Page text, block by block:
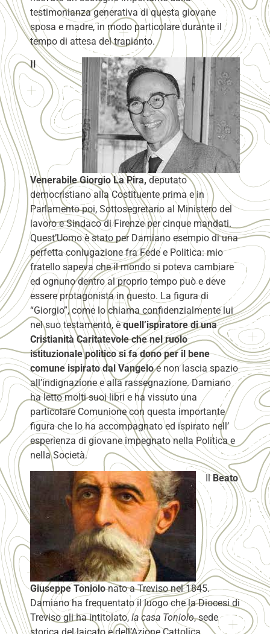
testimonianza generativa di questa giovane
sposa e madre, in modo particolare durante il
tempo di attesa del trapianto.
Il
Venerabile Giorgio La Pira, deputato
democristiano alla Costituente prima e in
Parlamento poi, Sottosegretario al Ministero del
lavoro e Sindaco di Firenze per cinque mandati.
Quest’Uomo è stato per Damiano esempio di una
perfetta coniugazione fra Fede e Politica: mio
fratello sapeva che il mondo si poteva cambiare
ed ognuno dentro al proprio tempo può e deve
essere protagonista in questo. La figura di
“Giorgio”, come lo chiama confidenzialmente lui
nel suo testamento, èquell’ispiratore di una
Cristianità Caritatevole che nel ruolo
istituzionale politico si fa dono per il bene
comune ispirato dal Vangeloe non lascia spazio
all’indignazione e alla rassegnazione. Damiano
ha letto molti suoi libri e ha vissuto una
particolare Comunione con questa importante
figura che lo ha accompagnato ed ispirato nell’
esperienza di giovane impegnato nella Politica e
nella Società.
Il Beato
Giuseppe Toniolonato a Treviso nel 1845.
Damiano ha frequentato il luogo che la Diocesi di
Treviso gli ha intitolato, la casa Toniolo, sede